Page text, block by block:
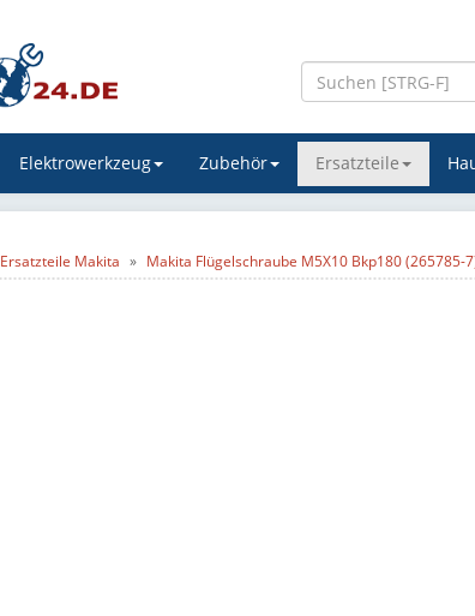
Elektrowerkzeug Zubehör Ersatzteile
Ersatzteile Makita Makita Flügelschraube M5X10 Bkp180 (265785-